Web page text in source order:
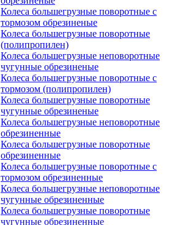
Колеса большегрузные поворотные с
тормозом обрезиненые
Колеса большегрузные поворотные
(полипропилен)
Колеса большегрузные неповоротные
чугунные обрезиненые
Колеса большегрузные поворотные с
тормозом (полипропилен)
Колеса большегрузные поворотные
чугунные обрезиненые
Колеса большегрузные неповоротные
обрезиненные
Колеса большегрузные поворотные
обрезиненные
Колеса большегрузные поворотные с
тормозом обрезиненные
Колеса большегрузные неповоротные
чугунные обрезиненные
Колеса большегрузные поворотные
чугунные обрезиненные